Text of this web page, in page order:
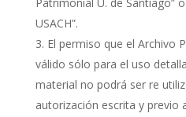
Patrimonial U. de Santiago”
USACH”.
El permiso que el Archivo
válido sólo para el uso
material no podrá ser re
autorización escrita y previo